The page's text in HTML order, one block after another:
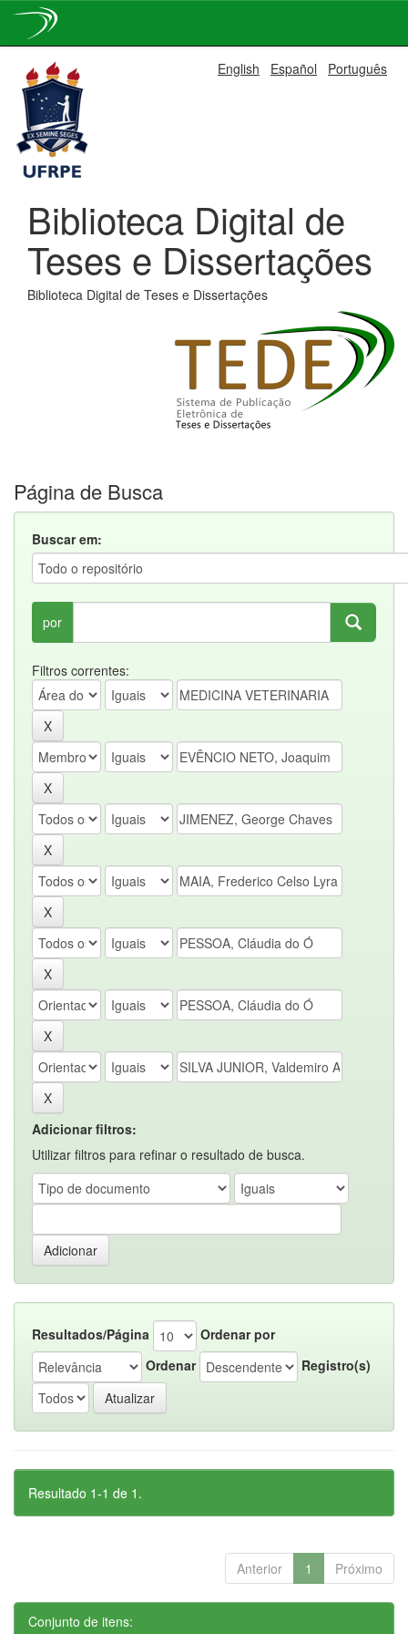
navigation
English Español Português
Biblioteca Digital de
Teses e Dissertações
Biblioteca Digital de Teses e Dissertações
Página de Busca
Buscar em:
por
Filtros correntes:
Adicionar filtros:
Utilizar filtros para refinar o resultado de busca.
Resultados/Página
Ordenar por
Ordenar
Registro(s)
Resultado 1-1 de 1.
Anterior 1 Próximo
Conjunto de itens: